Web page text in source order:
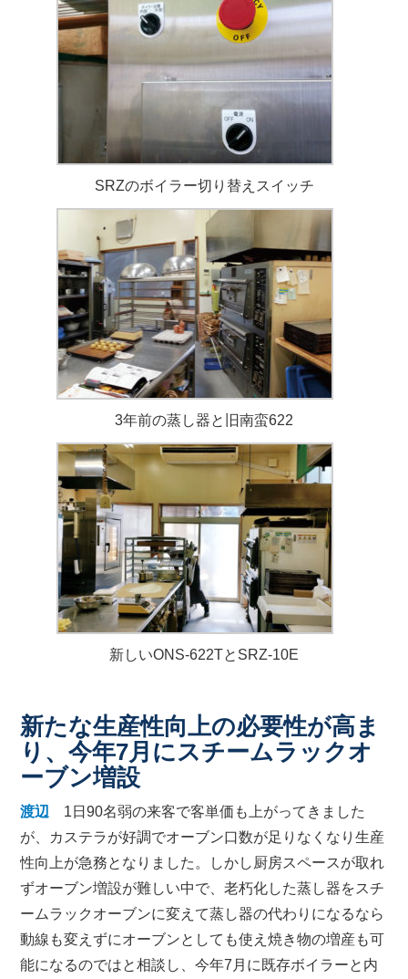
SRZのボイラー切り替えスイッチ
3年前の蒸し器と旧南蛮622
新しいONS-622TとSRZ-10E
新たな生産性向上の必要性が高ま
り、今年7月にスチームラックオ
ーブン増設
渡辺 1日90名弱の来客で客単価も上がってきました
が、カステラが好調でオーブン口数が足りなくなり生産
性向上が急務となりました。しかし厨房スペースが取れ
ずオーブン増設が難しい中で、老朽化した蒸し器をスチ
ームラックオーブンに変えて蒸し器の代わりになるなら
動線も変えずにオーブンとしても使え焼き物の増産も可
能になるのではと相談し、今年7月に既存ボイラーと内